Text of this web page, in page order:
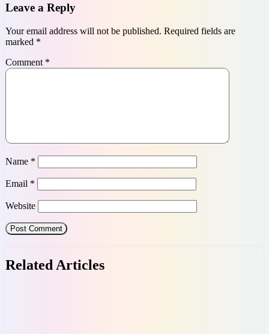
Leave a Reply
Your email address will not be published. Required fields are
marked *
Comment *
Name *
Email *
Website
Related Articles